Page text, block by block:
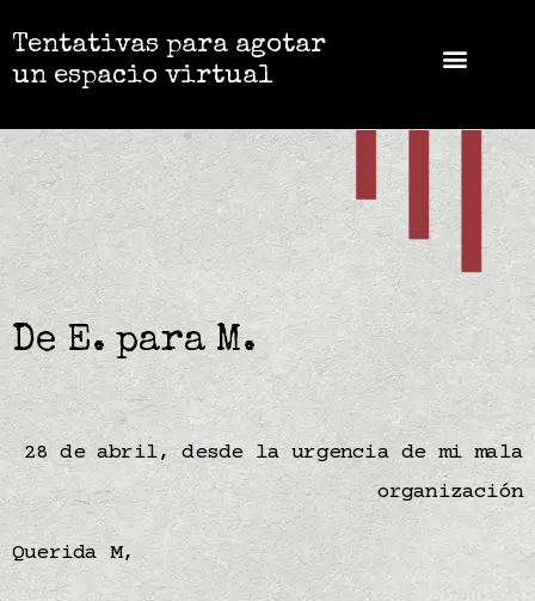
Tentativas para agotar
un espacio virtual
De E. para M.
28 de abril, desde la urgencia de mi mala
organización
Querida M,